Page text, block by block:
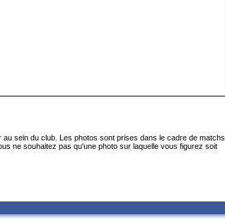
sein du club. Les photos sont prises dans le cadre de matchs,
ne souhaitez pas qu'une photo sur laquelle vous figurez soit